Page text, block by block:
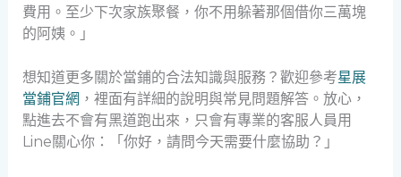
費用。至少下次家族聚餐，你不用躲著那個借你三萬塊
的阿姨。」
想知道更多關於當鋪的合法知識與服務？歡迎參考星展
當鋪官網 ，裡面有詳細的說明與常見問題解答。放心，
點進去不會有黑道跑出來，只會有專業的客服人員用
Line關心你：「你好，請問今天需要什麼協助？」